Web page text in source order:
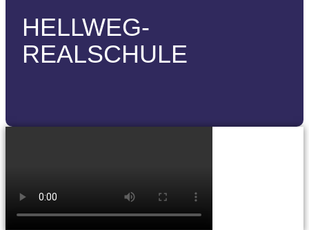
HELLWEG-
REALSCHULE